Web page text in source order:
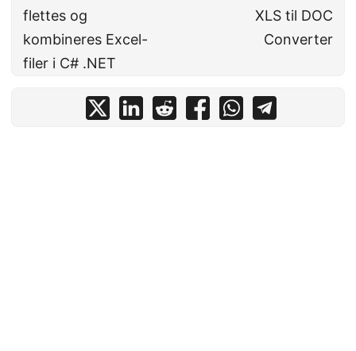
flettes og
kombineres Excel-
filer i C# .NET
XLS til DOC
Converter